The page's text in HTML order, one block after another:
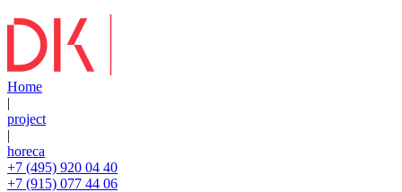
Home
|
project
|
horeca
+7 (495) 920 04 40
+7 (915) 077 44 06